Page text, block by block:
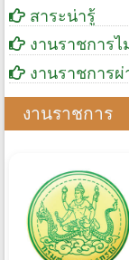
สาระน่ารู้
งานราชการ
งานราชการ
งานราชการ